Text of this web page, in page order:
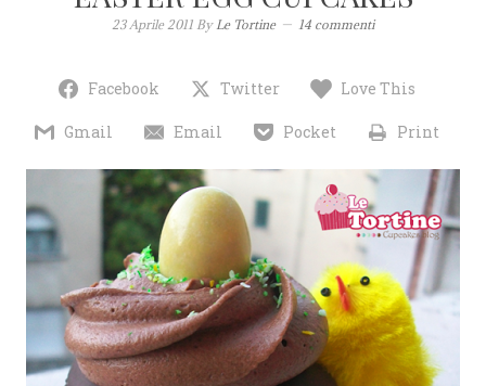
23 Aprile 2011 ByLe Tortine 14 commenti
Facebook Twitter Love This
Gmail Email Pocket Print